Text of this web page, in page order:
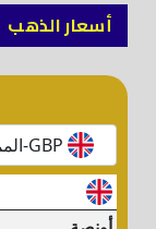
أسعار الذهب